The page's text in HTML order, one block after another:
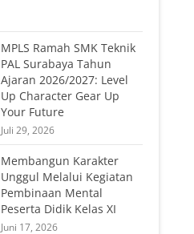
MPLS Ramah SMK Teknik
PAL Surabaya Tahun
Ajaran 2026/2027: Level
Up Character Gear Up
Your Future
Juli 29, 2026
Membangun Karakter
Unggul Melalui Kegiatan
Pembinaan Mental
Peserta Didik Kelas XI
Juni 17, 2026